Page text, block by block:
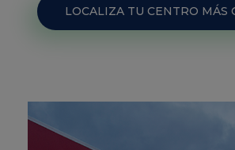
LOCALIZA TU CENTRO MÁS